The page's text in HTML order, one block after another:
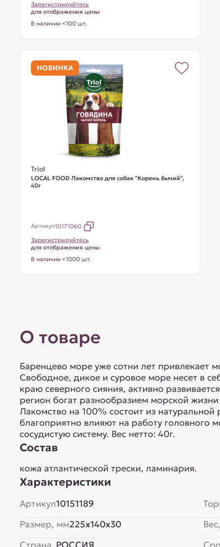
Зарегистрируйтесь
для отображения цены
В наличии <100 шт.
НОВИНКА
Triol
LOCAL FOOD Лакомство для собак "Корень бычий",
40г
Артикул10171060
Зарегистрируйтесь
для отображения цены
В наличии <1000 шт.
О товаре
Баренцево море уже сотни лет привлекает
Свободное, дикое и суровое море несет в
краю северного сияния, активно
регион богат разнообразием морской
Лакомство на 100% состоит из
благоприятно влияют на работу головного
сосудистую систему. Вес нетто: 40г.
Состав
кожа атлантической трески, ламинария.
Характеристики
Артикул10151189
Размер, мм225x140x30